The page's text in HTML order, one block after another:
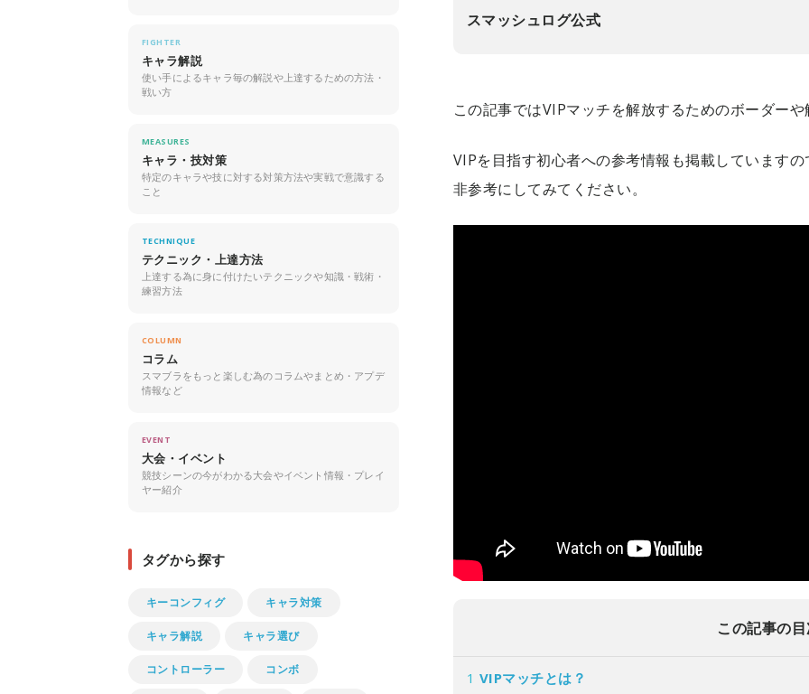
スマッシュログ公式
この記事ではVIPマッチを解放するためのボーダー
VIPを目指す初心者への参考情報も掲載しています
非参考にしてみてください。
この記事の
1 VIPマッチとは？
FIGHTER
キャラ解説
使い手によるキャラ毎の解説や上達するための方法・
戦い方
MEASURES
キャラ・技対策
特定のキャラや技に対する対策方法や実戦で意識する
こと
TECHNIQUE
テクニック・上達方法
上達する為に身に付けたいテクニックや知識・戦術・
練習方法
COLUMN
コラム
スマブラをもっと楽しむ為のコラムやまとめ・アプデ
情報など
EVENT
大会・イベント
競技シーンの今がわかる大会やイベント情報・プレイ
ヤー紹介
タグから探す
キーコンフィグ キャラ対策
キャラ解説 キャラ選び
コントローラー コンボ